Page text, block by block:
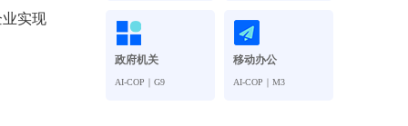
政府机关
AI-COP｜G9
移动办公
AI-COP｜M3
实现